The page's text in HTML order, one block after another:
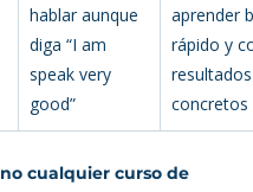
hablar aunque
diga “I am
speak very
good”
aprender
rápido y
resultados
concretos
cualquier curso de